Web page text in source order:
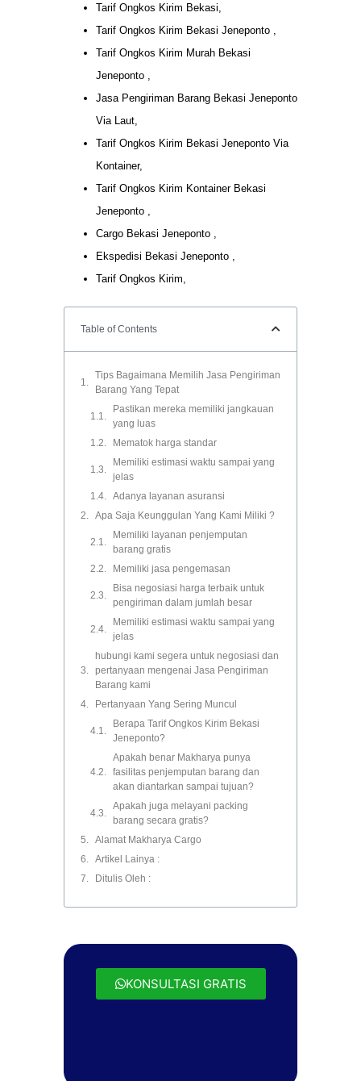
Tarif Ongkos Kirim Bekasi,
Tarif Ongkos Kirim Bekasi Jeneponto ,
Tarif Ongkos Kirim Murah Bekasi
Jeneponto ,
Jasa Pengiriman Barang Bekasi Jeneponto
Via Laut,
Tarif Ongkos Kirim Bekasi Jeneponto Via
Kontainer,
Tarif Ongkos Kirim Kontainer Bekasi
Jeneponto ,
Cargo Bekasi Jeneponto ,
Ekspedisi Bekasi Jeneponto ,
Tarif Ongkos Kirim,
Table of Contents
Tips Bagaimana Memilih Jasa Pengiriman
Barang Yang Tepat
Pastikan mereka memiliki jangkauan
yang luas
Mematok harga standar
Memiliki estimasi waktu sampai yang
jelas
Adanya layanan asuransi
Apa Saja Keunggulan Yang Kami Miliki ?
Memiliki layanan penjemputan
barang gratis
Memiliki jasa pengemasan
Bisa negosiasi harga terbaik untuk
pengiriman dalam jumlah besar
Memiliki estimasi waktu sampai yang
jelas
hubungi kami segera untuk negosiasi dan
pertanyaan mengenai Jasa Pengiriman
Barang kami
Pertanyaan Yang Sering Muncul
Berapa Tarif Ongkos Kirim Bekasi
Jeneponto?
Apakah benar Makharya punya
fasilitas penjemputan barang dan
akan diantarkan sampai tujuan?
Apakah juga melayani packing
barang secara gratis?
Alamat Makharya Cargo
Artikel Lainya :
Ditulis Oleh :
KONSULTASI GRATIS